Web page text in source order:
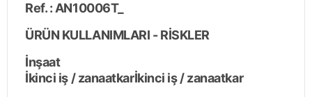
Ref. : AN10006T_
ÜRÜN KULLANIMLARI - RİSKLER
İnşaat
İkinci iş / zanaatkarİkinci iş / zanaatkar